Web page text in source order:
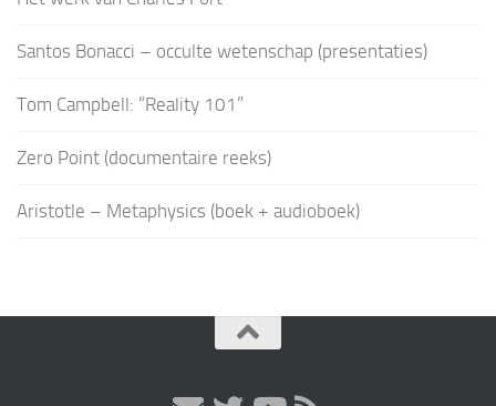
Santos Bonacci – occulte wetenschap (presentaties)
Tom Campbell: “Reality 101”
Zero Point (documentaire reeks)
Aristotle – Metaphysics (boek + audioboek)